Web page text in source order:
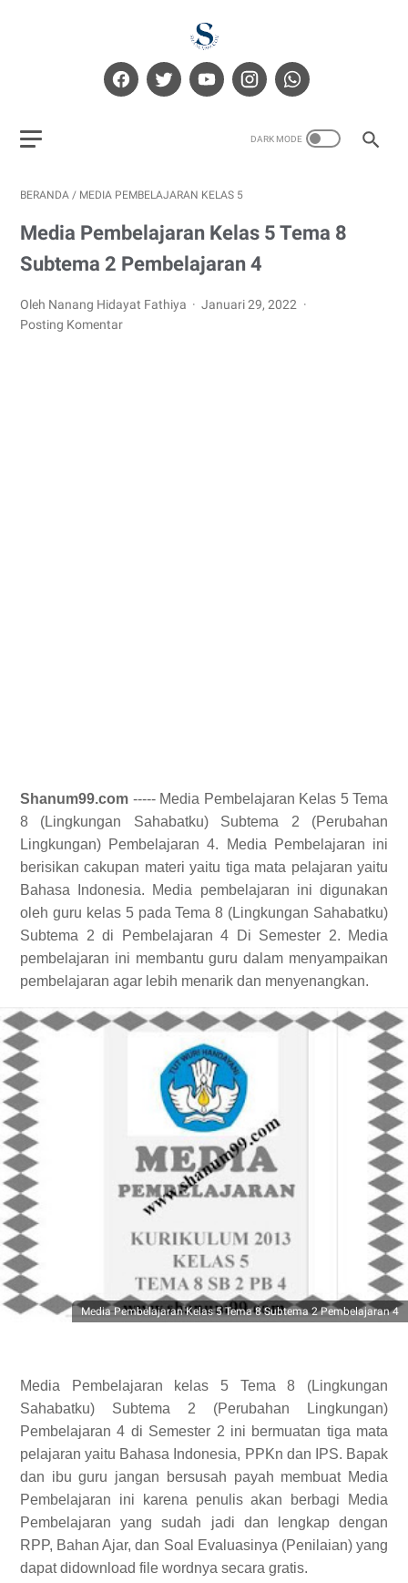
BERANDA / MEDIA PEMBELAJARAN KELAS 5
Media Pembelajaran Kelas 5 Tema 8
Subtema 2 Pembelajaran 4
Oleh Nanang Hidayat Fathiya
Januari 29, 2022
Posting Komentar
Shanum99.com ----- Media Pembelajaran Kelas 5 Tema
8 (Lingkungan Sahabatku) Subtema 2 (Perubahan
Lingkungan) Pembelajaran 4. Media Pembelajaran ini
berisikan cakupan materi yaitu tiga mata pelajaran yaitu
Bahasa Indonesia. Media pembelajaran ini digunakan
oleh guru kelas 5 pada Tema 8 (Lingkungan Sahabatku)
Subtema 2 di Pembelajaran 4 Di Semester 2. Media
pembelajaran ini membantu guru dalam menyampaikan
pembelajaran agar lebih menarik dan menyenangkan.
Media Pembelajaran Kelas 5 Tema 8 Subtema 2 Pembelajaran 4
Media Pembelajaran kelas 5 Tema 8 (Lingkungan
Sahabatku) Subtema 2 (Perubahan Lingkungan)
Pembelajaran 4 di Semester 2 ini bermuatan tiga mata
pelajaran yaitu Bahasa Indonesia, PPKn dan IPS. Bapak
dan ibu guru jangan bersusah payah membuat Media
Pembelajaran ini karena penulis akan berbagi Media
Pembelajaran yang sudah jadi dan lengkap dengan
RPP, Bahan Ajar, dan Soal Evaluasinya (Penilaian) yang
dapat didownload file wordnya secara gratis.